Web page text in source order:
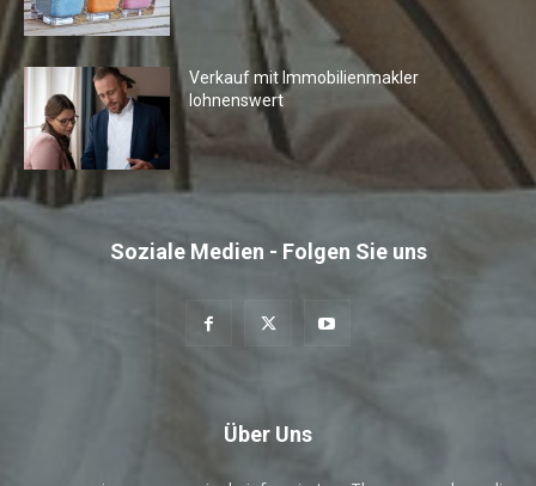
Verkauf mit Immobilienmakler
lohnenswert
Soziale Medien - Folgen Sie uns
Über Uns